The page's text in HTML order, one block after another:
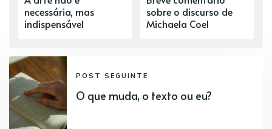
necessária, mas
indispensável
sobre o discurso de
Michaela Coel
POST SEGUINTE
O que muda, o texto ou eu?